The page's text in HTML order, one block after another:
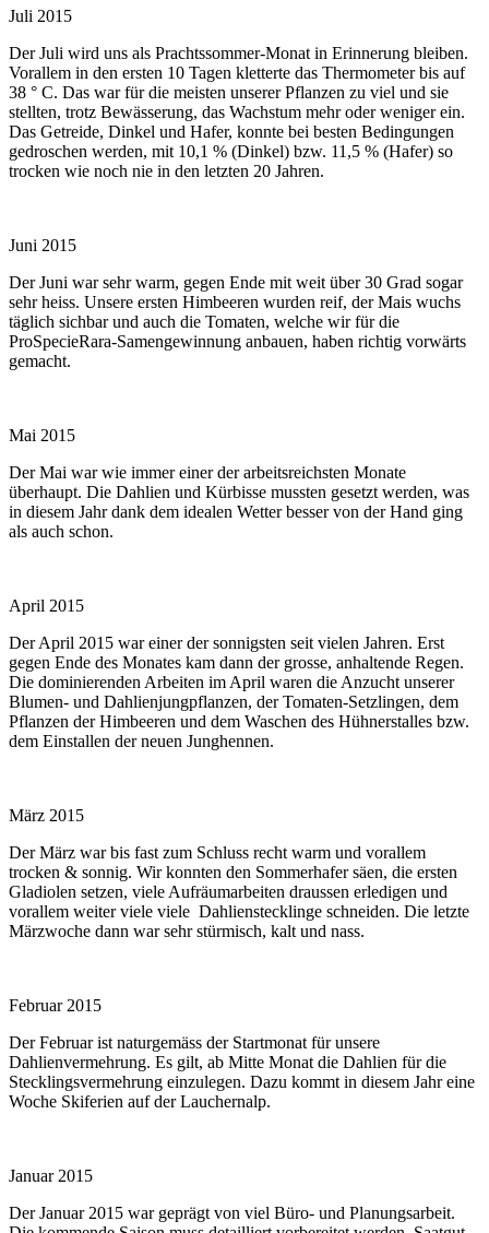
Juli 2015
Der Juli wird uns als Prachtssommer-Monat in Erinnerung bleiben.
Vorallem in den ersten 10 Tagen kletterte das Thermometer bis auf
38 ° C. Das war für die meisten unserer Pflanzen zu viel und sie
stellten, trotz Bewässerung, das Wachstum mehr oder weniger ein.
Das Getreide, Dinkel und Hafer, konnte bei besten Bedingungen
gedroschen werden, mit 10,1 % (Dinkel) bzw. 11,5 % (Hafer) so
trocken wie noch nie in den letzten 20 Jahren.
Juni 2015
Der Juni war sehr warm, gegen Ende mit weit über 30 Grad sogar
sehr heiss. Unsere ersten Himbeeren wurden reif, der Mais wuchs
täglich sichbar und auch die Tomaten, welche wir für die
ProSpecieRara-Samengewinnung anbauen, haben richtig vorwärts
gemacht.
Mai 2015
Der Mai war wie immer einer der arbeitsreichsten Monate
überhaupt. Die Dahlien und Kürbisse mussten gesetzt werden, was
in diesem Jahr dank dem idealen Wetter besser von der Hand ging
als auch schon.
April 2015
Der April 2015 war einer der sonnigsten seit vielen Jahren. Erst
gegen Ende des Monates kam dann der grosse, anhaltende Regen.
Die dominierenden Arbeiten im April waren die Anzucht unserer
Blumen- und Dahlienjungpflanzen, der Tomaten-Setzlingen, dem
Pflanzen der Himbeeren und dem Waschen des Hühnerstalles bzw.
dem Einstallen der neuen Junghennen.
März 2015
Der März war bis fast zum Schluss recht warm und vorallem
trocken & sonnig. Wir konnten den Sommerhafer säen, die ersten
Gladiolen setzen, viele Aufräumarbeiten draussen erledigen und
vorallem weiter viele viele Dahlienstecklinge schneiden. Die letzte
Märzwoche dann war sehr stürmisch, kalt und nass.
Februar 2015
Der Februar ist naturgemäss der Startmonat für unsere
Dahlienvermehrung. Es gilt, ab Mitte Monat die Dahlien für die
Stecklingsvermehrung einzulegen. Dazu kommt in diesem Jahr eine
Woche Skiferien auf der Lauchernalp.
Januar 2015
Der Januar 2015 war geprägt von viel Büro- und Planungsarbeit.